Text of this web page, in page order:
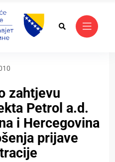
zahtjevu
Petrol a.d.
i Hercegovina
prijave